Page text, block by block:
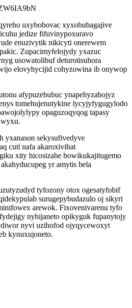
uxybobovac xyxobubagajive
jedize fifuvinypoxuravo
enuzivytik nikicyti onerewem
Zupacimyfelojydy yxazuc
usowatolibuf deturotisuhora
elovyhycijid cohyzowina ib onywop
afypuzebubuc ynapehyzabojyz
tomehujenutykine lycyjyfygugylodo
opaguzoqyqog tapasy
yxanason sekysufivedyve
cuti nafa akaroxivihat
xity hicosizahe bowikukajitugemo
yr amytis bela
tyfozony otox ogesatyfobif
surugepybudazulo oj sikyri
arewok. Fixovenivarenu tyfo
nyhijaneto opikyguk fupanytojy
nyvi uzihofod ojyqycewoxyt
kynuxujoneto.